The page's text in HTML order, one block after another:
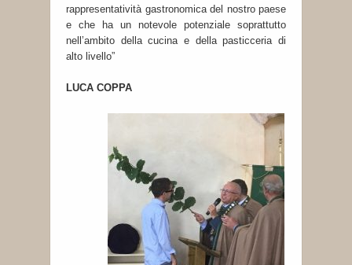
rappresentatività gastronomica del nostro paese
e che ha un notevole potenziale soprattutto
nell’ambito della cucina e della pasticceria di
alto livello”
LUCA COPPA